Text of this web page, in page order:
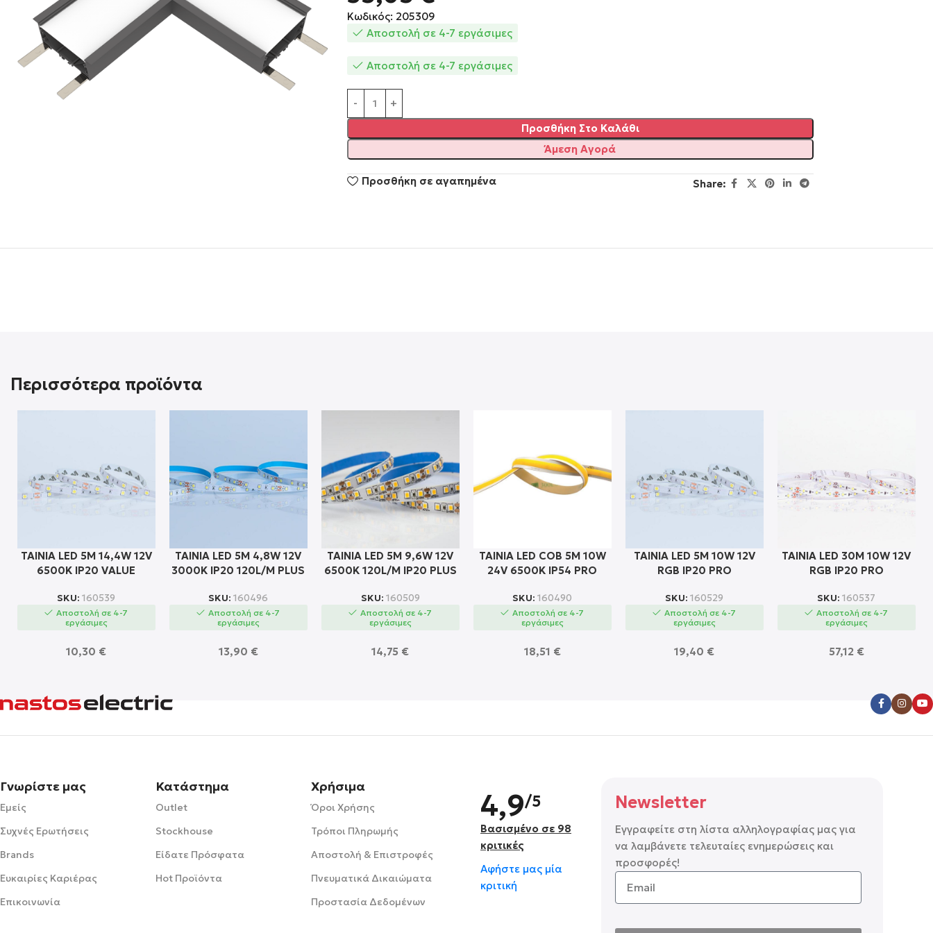
Κωδικός: 205309
Αποστολή σε 4-7 εργάσιμες
Αποστολή σε 4-7 εργάσιμες
Προσθήκη Στο Καλάθι
Άμεση Αγορά
Alternative:
Προσθήκη σε αγαπημένα Share:
Περισσότερα προϊόντα
ΤΑΙΝΙΑ LED 5M 14,4W 12V
6500K IP20 VALUE
SKU:160539
Αποστολή σε 4-7
εργάσιμες
10,30 €
ΤΑΙΝΙΑ LED 5Μ 4,8W 12V
3000K IP20 120L/M PLUS
SKU:160496
Αποστολή σε 4-7
εργάσιμες
13,90 €
ΤΑΙΝΙΑ LED 5M 9,6W 12V
6500K 120L/M IP20 PLUS
SKU: 160509
Αποστολή σε 4-7
εργάσιμες
14,75 €
ΤΑΙΝΙΑ LED COB 5M 10W
24V 6500K IP54 PRO
SKU:160490
Αποστολή σε 4-7
εργάσιμες
18,51 €
ΤΑΙΝΙΑ LED 5M 10W 12V
RGB IP20 PRO
SKU:160529
Αποστολή σε 4-7
εργάσιμες
19,40 €
ΤΑΙΝΙΑ LED 30M 10W 12V
RGB IP20 PRO
SKU:160537
Αποστολή σε 4-7
εργάσιμες
57,12 €
Γνωρίστε μας
Εμείς
Συχνές Ερωτήσεις
Brands
Ευκαιρίες Καριέρας
Επικοινωνία
Κατάστημα
Outlet
Stockhouse
Είδατε Πρόσφατα
Hot Προϊόντα
Χρήσιμα
Όροι Χρήσης
Τρόποι Πληρωμής
Αποστολή & Επιστροφές
Πνευματικά Δικαιώματα
Προστασία Δεδομένων
4,9/5
Βασισμένο σε 98
κριτικές
Αφήστε μας μία
κριτική
Newsletter
Εγγραφείτε στη λίστα αλληλογραφίας μας για
να λαμβάνετε τελευταίες ενημερώσεις και
προσφορές!